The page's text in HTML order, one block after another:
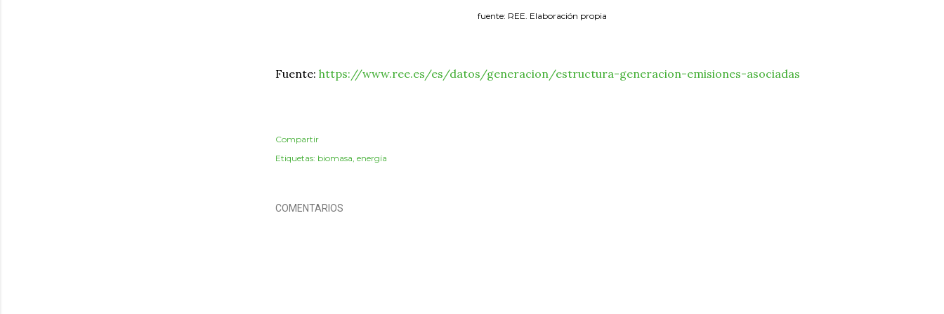
fuente: REE. Elaboración propia
Fuente: https://www.ree.es/es/datos/generacion/estructura-generacion-emisiones-asociadas
Compartir
Etiquetas: biomasa energía
COMENTARIOS